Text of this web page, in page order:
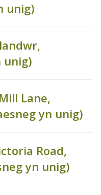
unig)
unig)
Lane,
yn unig)
Road,
yn unig)